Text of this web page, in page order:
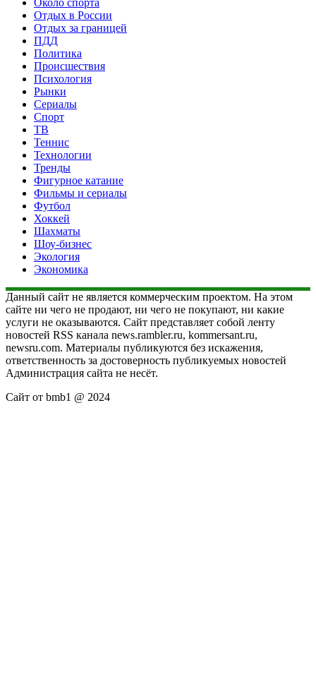
Около спорта
Отдых в России
Отдых за границей
ПДД
Политика
Происшествия
Психология
Рынки
Сериалы
Спорт
ТВ
Теннис
Технологии
Тренды
Фигурное катание
Фильмы и сериалы
Футбол
Хоккей
Шахматы
Шоу-бизнес
Экология
Экономика
Данный сайт не является коммерческим проектом. На этом
сайте ни чего не продают, ни чего не покупают, ни какие
услуги не оказываются. Сайт представляет собой ленту
новостей RSS канала news.rambler.ru, kommersant.ru,
newsru.com. Материалы публикуются без искажения,
ответственность за достоверность публикуемых новостей
Администрация сайта не несёт.
Сайт от bmb1 @ 2024